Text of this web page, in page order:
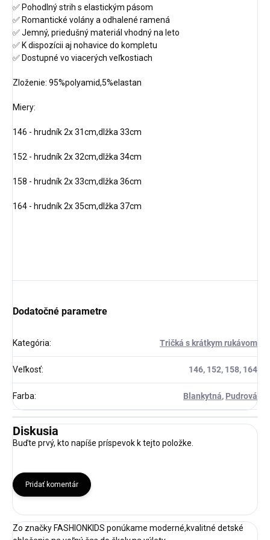
✅ Pohodlný strih s elastickým pásom
✅ Romantické volány a odhalené ramená
✅ Jemný, priedušný materiál vhodný na leto
✅ K dispozícii aj nohavice do kompletu
✅ Dostupné vo viacerých veľkostiach
Zloženie: 95%polyamid,5%elastan
Miery:
146 - hrudník 2x 31cm,dlžka 33cm
152 - hrudník 2x 32cm,dlžka 34cm
158 - hrudník 2x 33cm,dlžka 36cm
164 - hrudník 2x 35cm,dlžka 37cm
Dodatočné parametre
Kategória: Tričká s krátkym rukávom
Veľkosť: 146, 152, 158, 164
Farba: Blankytná, Pudrová
Diskusia
Buďte prvý, kto napíše príspevok k tejto položke.
Pridať komentár
Zo značky FASHIONKIDS ponúkame moderné,kvalitné detské